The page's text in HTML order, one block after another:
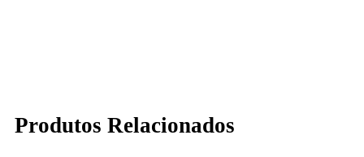
Produtos Relacionados
AdicionarVisualização